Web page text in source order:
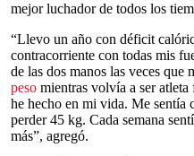
mejor luchador de todos los
“Llevo un año con déficit
contracorriente con todas mis
de las dos manos las veces que
peso mientras volvía a ser
he hecho en mi vida. Me sentía
perder 45 kg. Cada semana
más”, agregó.